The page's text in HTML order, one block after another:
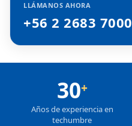
LLÁMANOS AHORA
+56 2 2683 7000
30+
Años de experiencia en
techumbre